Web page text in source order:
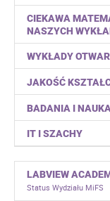
CIEKAWA
NASZYCH
WYKŁADY
JAKOŚĆ
BADANIA I NAUKA
IT I SZACHY
LABVIEW
Status Wydziału MiFS